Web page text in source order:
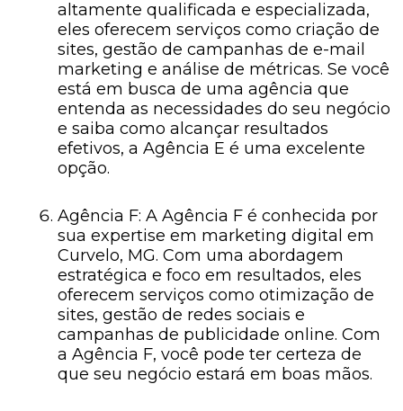
altamente qualificada e especializada,
eles oferecem serviços como criação de
sites, gestão de campanhas de e-mail
marketing e análise de métricas. Se você
está em busca de uma agência que
entenda as necessidades do seu negócio
e saiba como alcançar resultados
efetivos, a Agência E é uma excelente
opção.
Agência F: A Agência F é conhecida por
sua expertise em marketing digital em
Curvelo, MG. Com uma abordagem
estratégica e foco em resultados, eles
oferecem serviços como otimização de
sites, gestão de redes sociais e
campanhas de publicidade online. Com
a Agência F, você pode ter certeza de
que seu negócio estará em boas mãos.